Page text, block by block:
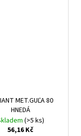
MET.GUĽA 80
HNEDÁ
(>5 ks)
56,16 Kč